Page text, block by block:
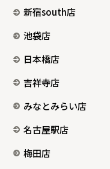
新宿south店
池袋店
日本橋店
吉祥寺店
みなとみらい店
名古屋駅店
梅田店